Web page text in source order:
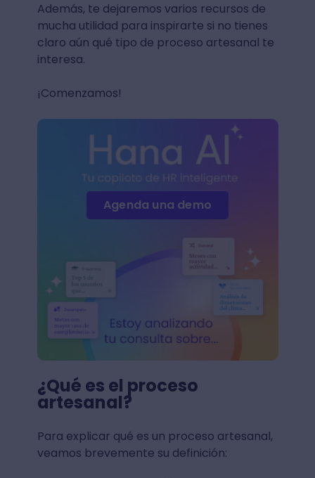
Además, te dejaremos varios recursos de
mucha utilidad para inspirarte si no tienes
claro aún qué tipo de proceso artesanal te
interesa.
¡Comenzamos!
Agenda una demo
¿Qué es el proceso
artesanal?
Para explicar qué es un proceso artesanal,
veamos brevemente su definición: